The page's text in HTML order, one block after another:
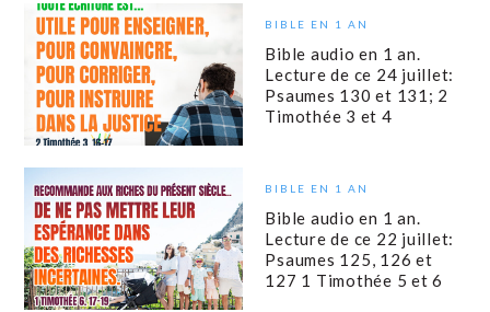
BIBLE EN 1 AN
Bible audio en 1 an.
Lecture de ce 24 juillet:
Psaumes 130 et 131; 2
Timothée 3 et 4
BIBLE EN 1 AN
Bible audio en 1 an.
Lecture de ce 22 juillet:
Psaumes 125, 126 et
127 1 Timothée 5 et 6